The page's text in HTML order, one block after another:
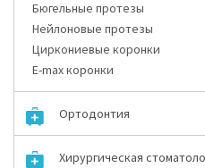
Бюгельные протезы
Нейлоновые протезы
Циркониевые коронки
E-max коронки
Ортодонтия
Хирургическая